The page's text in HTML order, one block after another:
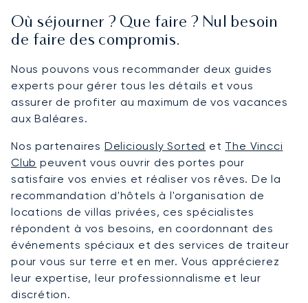
Où séjourner ? Que faire ? Nul besoin
de faire des compromis.
Nous pouvons vous recommander deux guides
experts pour gérer tous les détails et vous
assurer de profiter au maximum de vos vacances
aux Baléares.
Nos partenaires Deliciously Sorted et The Vincci
Club peuvent vous ouvrir des portes pour
satisfaire vos envies et réaliser vos rêves. De la
recommandation d'hôtels à l'organisation de
locations de villas privées, ces spécialistes
répondent à vos besoins, en coordonnant des
événements spéciaux et des services de traiteur
pour vous sur terre et en mer. Vous apprécierez
leur expertise, leur professionnalisme et leur
discrétion.